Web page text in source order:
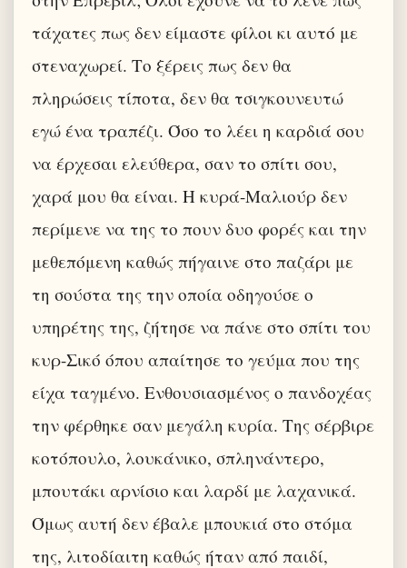
τάχατες πως δεν είμαστε φίλοι κι αυτό με
στεναχωρεί. Το ξέρεις πως δεν θα
πληρώσεις τίποτα, δεν θα τσιγκουνευτώ
εγώ ένα τραπέζι. Όσο το λέει η καρδιά σου
να έρχεσαι ελεύθερα, σαν το σπίτι σου,
χαρά μου θα είναι. Η κυρά-Μαλιούρ δεν
περίμενε να της το πουν δυο φορές και την
μεθεπόμενη καθώς πήγαινε στο παζάρι με
τη σούστα της την οποία οδηγούσε ο
υπηρέτης της, ζήτησε να πάνε στο σπίτι του
κυρ-Σικό όπου απαίτησε το γεύμα που της
είχα ταγμένο. Ενθουσιασμένος ο πανδοχέας
την φέρθηκε σαν μεγάλη κυρία. Της σέρβιρε
κοτόπουλο, λουκάνικο, σπληνάντερο,
μπουτάκι αρνίσιο και λαρδί με λαχανικά.
Όμως αυτή δεν έβαλε μπουκιά στο στόμα
της, λιτοδίαιτη καθώς ήταν από παιδί,